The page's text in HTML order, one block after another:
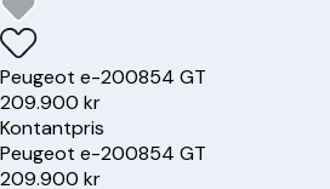
Peugeot e-200854 GT
209.900 kr
Kontantpris
Peugeot e-200854 GT
209.900 kr